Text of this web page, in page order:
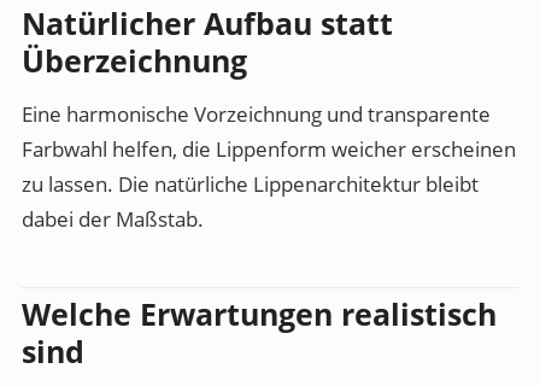
Natürlicher Aufbau statt
Überzeichnung
Eine harmonische Vorzeichnung und transparente
Farbwahl helfen, die Lippenform weicher erscheinen
zu lassen. Die natürliche Lippenarchitektur bleibt
dabei der Maßstab.
Welche Erwartungen realistisch
sind